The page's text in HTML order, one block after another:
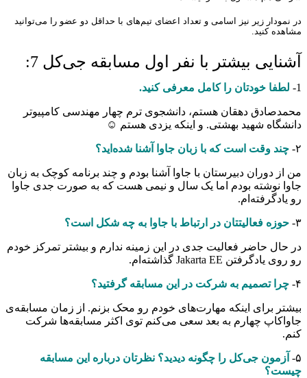
در نمودار زیر نیز اسامی و تعداد اعضای تیم‌های با حداقل دو عضو را می‌توانید
مشاهده کنید.
آشنایی بیشتر با نفر اول مسابقه جی‌کل 7:
1- لطفا خودتان را کامل معرفی کنید.
محمدصادق دهقان هستم، دانشجوی ترم چهار مهندسی کامپیوتر
دانشگاه شهید بهشتی. و اینکه یزدی هستم ☺
۲- چند وقت است که با زبان جاوا آشنا شده‌اید؟
من از دوران دبیرستان با جاوا آشنا بودم و چند برنامه کوچک به زبان
جاوا نوشته بودم اما یک سال و نیمی هست که به صورت جدی جاوا
رو یادگرفته‌ام.
۳- حوزه فعالیتتان در ارتباط با جاوا به چه شکل است؟
در حال حاضر فعالیت جدی در این زمینه ندارم و بیشتر تمرکز خودم
رو روی یادگرفتن Jakarta EE گذاشته‌ام.
۴- چرا تصمیم به شرکت در این مسابقه گرفتید؟
بیشتر برای اینکه مهارت‌های خودم رو محک بزنم. از زمان مسابقه‌ی
جاواکاپ چهارم به بعد سعی می‌کنم توی اکثر مسابقه‌ها شرکت
کنم.
۵-
آزمون جی‌کل را چگونه دیدید؟ نظرتان درباره این مسابقه
چیست؟